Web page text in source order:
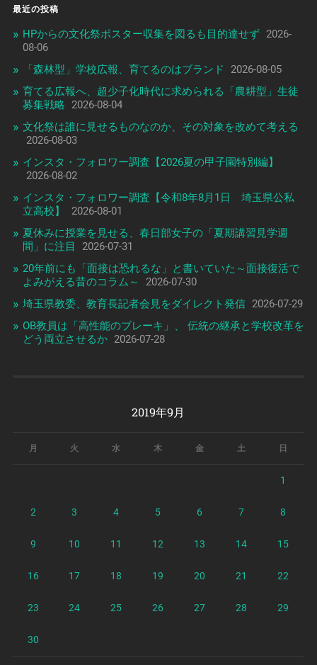
最近の投稿
HPからの文化祭ポスター収集を図るも目的達せず
2026-
08-06
「森林型」学校広報、育てるのはブランド
2026-08-05
育てる広報へ、超少子化時代に求められる「農耕型」生徒
募集戦略
2026-08-04
文化祭は誰に見せるものなのか、その対象を改めて考える
2026-08-03
インスタ・フォロワー調査【2026夏の甲子園特別編】
2026-08-02
インスタ・フォロワー調査【令和8年8月1日 埼玉県公私
立高校】
2026-08-01
夏休みに授業を見せる、春日部女子の「夏期講習見学週
間」に注目
2026-07-31
20年前にも「面接は恐れるな」と書いていた～面接復活で
よみがえる昔のコラム～
2026-07-30
埼玉県教委、教育長記者会見をダイレクト発信 2026-07-29
OB教員は「高性能のブレーキ」、 伝統の継承と学校改革を
どう両立させるか 2026-07-28
2019年9月
月 火 水 木 金 土 日
1
2 3 4 5 6 7 8
9 10 11 12 13 14 15
16 17 18 19 20 21 22
23 24 25 26 27 28 29
30